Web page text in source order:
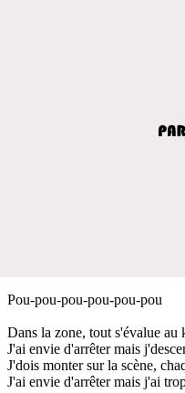
Pou-pou-pou-pou-pou-pou
Dans la zone, tout s'évalue au
J'ai envie d'arrêter mais
J'dois monter sur la scène,
J'ai envie d'arrêter mais j'ai